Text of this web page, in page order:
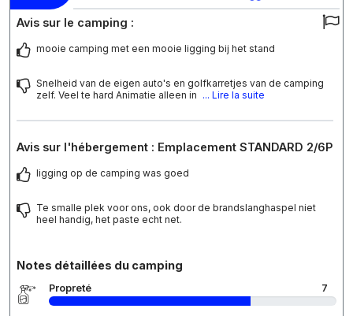
Avis sur le camping :
mooie camping met een mooie ligging bij het stand
Snelheid van de eigen auto's en golfkarretjes van de camping
zelf. Veel te hard Animatie alleen in ... Lire la suite
Avis sur l'hébergement : Emplacement STANDARD 2/6P
ligging op de camping was goed
Te smalle plek voor ons, ook door de brandslanghaspel niet
heel handig, het paste echt net.
Notes détaillées du camping
Propreté 7